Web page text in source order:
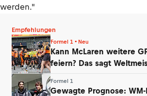
werden."
Empfehlungen
Formel 1 • Neu
Kann McLaren weitere
feiern? Das sagt
Formel 1
Gewagte Prognose: WM-